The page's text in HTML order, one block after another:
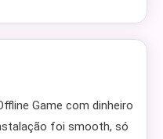
Game com dinheiro
foi smooth, só